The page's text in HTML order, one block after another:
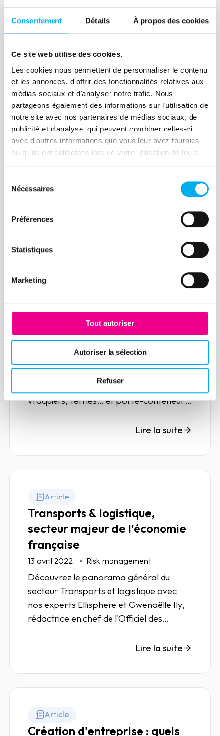
Consentement Détails À propos des cookies
Ce site web utilise des cookies.
Les cookies nous permettent de personnaliser le contenu
et les annonces, d'offrir des fonctionnalités relatives aux
médias sociaux et d'analyser notre trafic. Nous
partageons également des informations sur l'utilisation de
notre site avec nos partenaires de médias sociaux, de
publicité et d'analyse, qui peuvent combiner celles-ci
avec d'autres informations que vous leur avez fournies
ou qu'ils ont collectées lors de votre utilisation de leurs
Nécessaires
Préférences
Statistiques
Marketing
Tout autoriser
Autoriser la sélection
Refuser
Lire la suite
Article
L'immobilier, un secteur
résilient malgré le contexte
22 avril 2022 Risk management
Découvrez notre panorama général du
d'entreprises, activités, chiffre d’affaires,
créations et disparitions des entreprises,
Indice de dynamisme entrepreneurial...
Lire la suite
Les armateurs, maîtres du
trafic maritime
21 avril 2022 Risk management
Annuellement, près de 90 000 navires
parcourent les océans du globe :
paquebots, cargos, pétroliers, gaziers,
vraquiers, ferries… et porte-conteneurs
des produits que nous consommons dans
de tonnes de marchandises chaque
année.
Lire la suite
Article
Transports & logistique,
secteur majeur de l'économie
française
13 avril 2022 Risk management
Découvrez le panorama général du
secteur Transports et logistique avec
nos experts Ellisphere et Gwenaëlle Ily,
rédactrice en chef de l'Officiel des
Lire la suite
Article
Création d'entreprise : quels